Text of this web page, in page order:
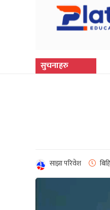
सुचनाहरु
साझा परिवेश